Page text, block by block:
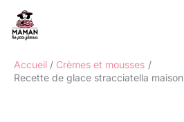
contenu
Accueil
Crèmes et mousses
Recette de glace stracciatella maison
Rechercher